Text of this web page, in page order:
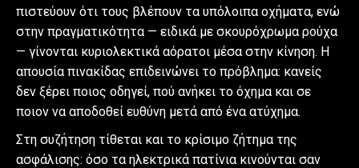
πιστεύουν ότι τους βλέπουν τα υπόλοιπα οχήματα, ενώ
στην πραγματικότητα — ειδικά με σκουρόχρωμα ρούχα
— γίνονται κυριολεκτικά αόρατοι μέσα στην κίνηση. Η
απουσία πινακίδας επιδεινώνει το πρόβλημα: κανείς
δεν ξέρει ποιος οδηγεί, πού ανήκει το όχημα και σε
ποιον να αποδοθεί ευθύνη μετά από ένα ατύχημα.
Στη συζήτηση τίθεται και το κρίσιμο ζήτημα της
ασφάλισης: όσο τα ηλεκτρικά πατίνια κινούνται σαν